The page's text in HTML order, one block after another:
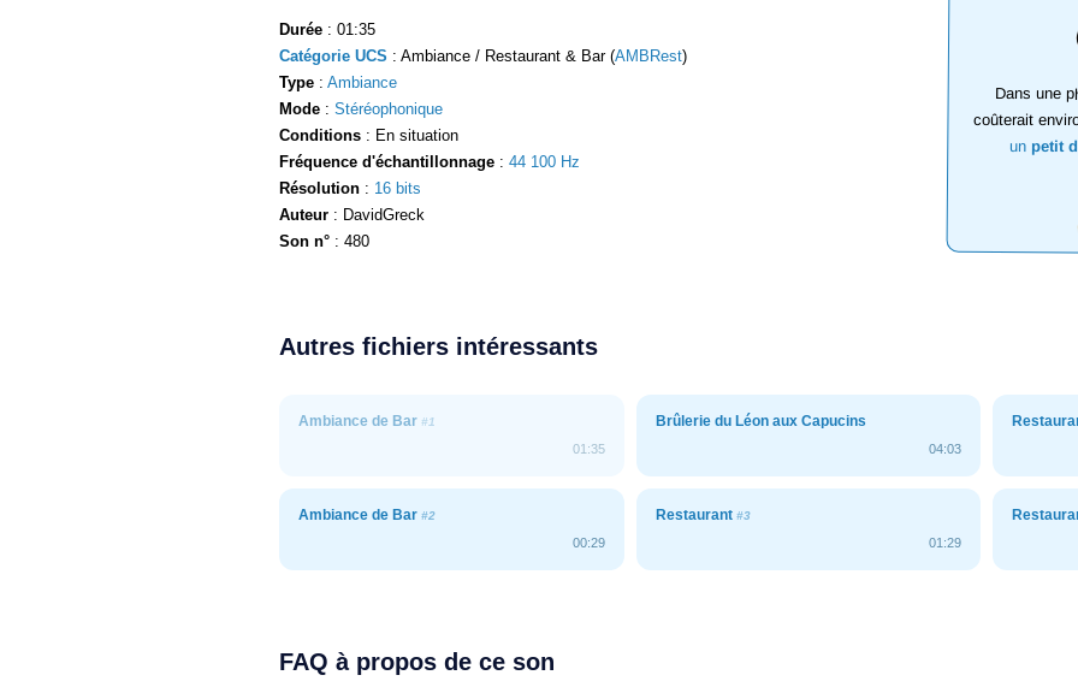
Dans une
coûterait
un petit
Durée : 01:35
Catégorie UCS : Ambiance / Restaurant & Bar (AMBRest)
Type : Ambiance
Mode : Stéréophonique
Conditions : En situation
Fréquence d'échantillonnage : 44 100 Hz
Résolution : 16 bits
Auteur : DavidGreck
Son n° : 480
Autres fichiers intéressants
Ambiance de Bar #1
01:35
Brûlerie du Léon aux Capucins
04:03
Ambiance de Bar #2
00:29
Restaurant #3
01:29
FAQ à propos de ce son